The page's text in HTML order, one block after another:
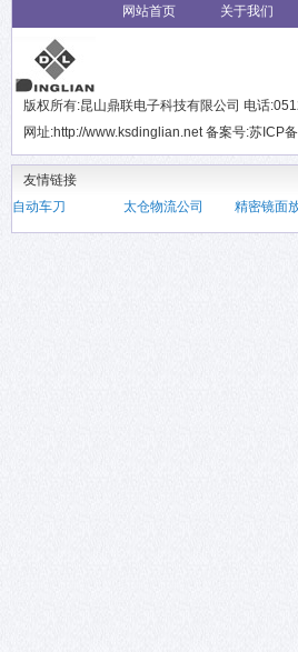
网站首页 关于我们
版权所有:昆山鼎联电子科技有限公司 电话
网址:http://www.ksdinglian.net 备案号:苏ICP
友情链接
自动车刀
太仓物流公司 精密镜面